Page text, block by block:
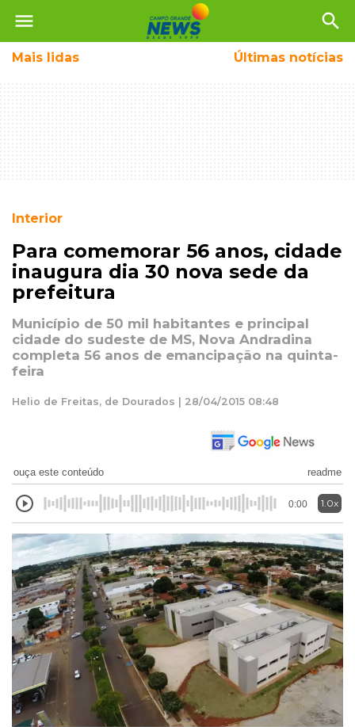
menu search
Mais lidas Últimas notícias
Interior
Para comemorar 56 anos, cidade
inaugura dia 30 nova sede da
prefeitura
Município de 50 mil habitantes e principal
cidade do sudeste de MS, Nova Andradina
completa 56 anos de emancipação na quinta-
feira
Helio de Freitas, de Dourados | 28/04/2015 08:48
ouça este conteúdo readme
0:00 1.0x